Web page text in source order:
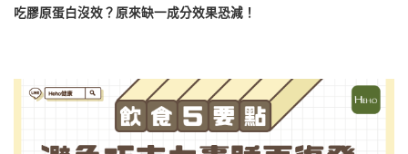
吃膠原蛋白沒效？原來缺一成分效果恐減！